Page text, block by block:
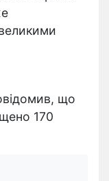
що
170